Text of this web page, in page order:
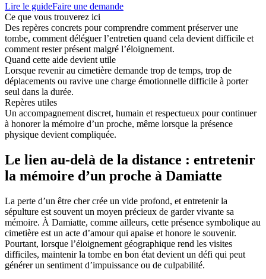
Lire le guideFaire une demande
Ce que vous trouverez ici
Des repères concrets pour comprendre comment préserver une
tombe, comment déléguer l’entretien quand cela devient difficile et
comment rester présent malgré l’éloignement.
Quand cette aide devient utile
Lorsque revenir au cimetière demande trop de temps, trop de
déplacements ou ravive une charge émotionnelle difficile à porter
seul dans la durée.
Repères utiles
Un accompagnement discret, humain et respectueux pour continuer
à honorer la mémoire d’un proche, même lorsque la présence
physique devient compliquée.
Le lien au-delà de la distance : entretenir
la mémoire d’un proche à Damiatte
La perte d’un être cher crée un vide profond, et entretenir la
sépulture est souvent un moyen précieux de garder vivante sa
mémoire. À Damiatte, comme ailleurs, cette présence symbolique au
cimetière est un acte d’amour qui apaise et honore le souvenir.
Pourtant, lorsque l’éloignement géographique rend les visites
difficiles, maintenir la tombe en bon état devient un défi qui peut
générer un sentiment d’impuissance ou de culpabilité.